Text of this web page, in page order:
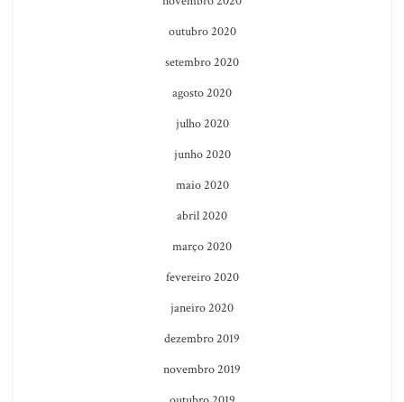
outubro 2020
setembro 2020
agosto 2020
julho 2020
junho 2020
maio 2020
abril 2020
março 2020
fevereiro 2020
janeiro 2020
dezembro 2019
novembro 2019